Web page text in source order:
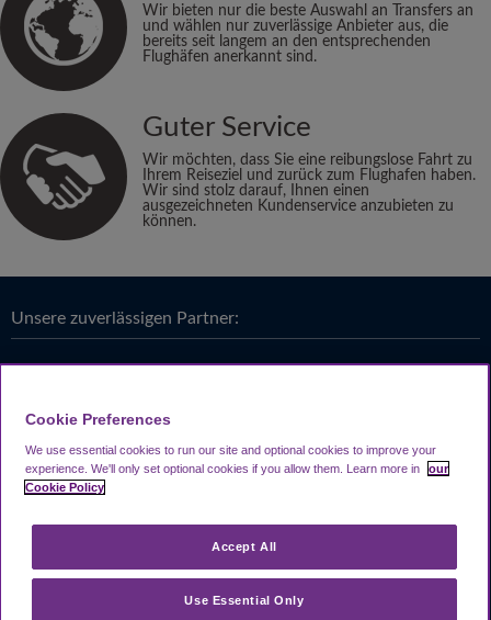
Wir bieten nur die beste Auswahl an Transfers an
und wählen nur zuverlässige Anbieter aus, die
bereits seit langem an den entsprechenden
Flughäfen anerkannt sind.
Guter Service
Wir möchten, dass Sie eine reibungslose Fahrt zu
Ihrem Reiseziel und zurück zum Flughafen haben.
Wir sind stolz darauf, Ihnen einen
ausgezeichneten Kundenservice anzubieten zu
können.
Unsere zuverlässigen Partner:
Cookie Preferences
We use essential cookies to run our site and optional cookies to improve your
experience. We'll only set optional cookies if you allow them. Learn more in
our
Cookie Policy
Use Essential Only
Accept All